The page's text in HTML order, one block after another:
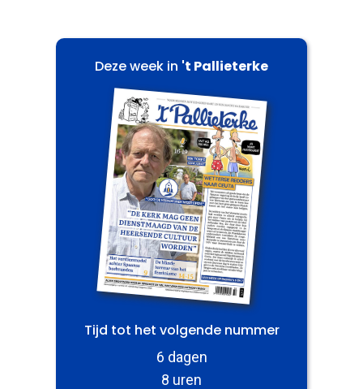
Deze week in 't Pallieterke
Tijd tot het volgende nummer
6 dagen
8 uren